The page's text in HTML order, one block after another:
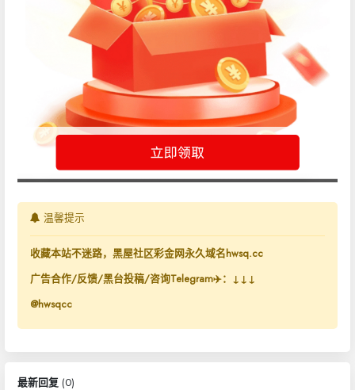
温馨提示
收藏本站不迷路，黑屋社区彩金网永久域名hwsq.cc
广告合作/反馈/黑台投稿/咨询Telegram✈️：↓↓↓
@hwsqcc
最新回复 (0)